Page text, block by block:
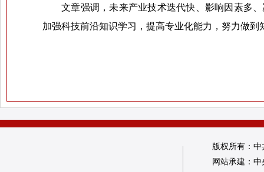
文章强调，未来产业技术迭代快、影响因素多
加强科技前沿知识学习，提高专业化能力，努力做到
版权所有：
网站承建：